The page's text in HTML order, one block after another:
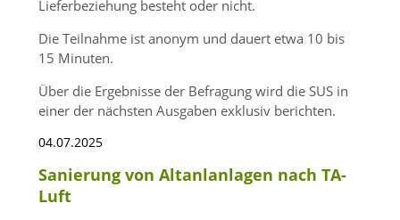
Lieferbeziehung besteht oder nicht.
Die Teilnahme ist anonym und dauert etwa 10 bis
15 Minuten.
Über die Ergebnisse der Befragung wird die SUS in
einer der nächsten Ausgaben exklusiv berichten.
04.07.2025
Sanierung von Altanlanlagen nach TA-
Luft